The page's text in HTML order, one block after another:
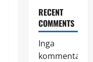
RECENT
COMMENTS
Inga
kommentarer